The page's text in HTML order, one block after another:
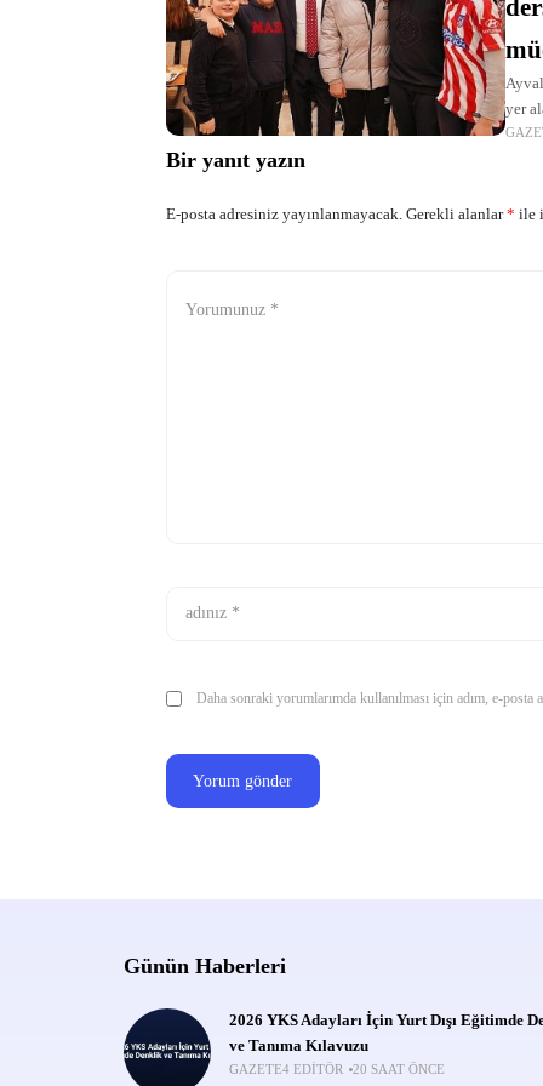
yer
Bir yanıt yazın
E-posta adresiniz yayınlanmayacak. Gerekli alanlar* ile
Daha sonraki yorumlarımda kullanılması için adım, e-posta
Günün Haberleri
2026 YKS Adayları İçin Yurt Dışı Eğitimde
ve Tanıma Kılavuzu
GAZETE4 EDITÖR 20 SAAT ÖNCE